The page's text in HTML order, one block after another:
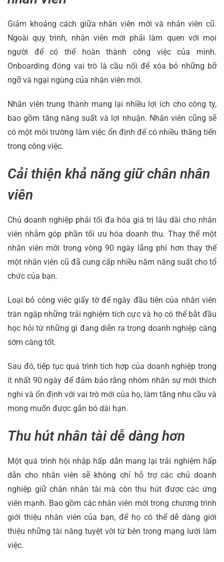
Giảm khoảng cách giữa nhân viên mới và nhân viên cũ.
Ngoài quy trình, nhân viên mới phải làm quen với mọi
người để có thể hoàn thành công việc của mình.
Onboarding đóng vai trò là cầu nối để xóa bỏ những bỡ
ngỡ và ngại ngùng của nhân viên mới.
Nhân viên trung thành mang lại nhiều lợi ích cho công ty,
bao gồm tăng năng suất và lợi nhuận. Nhân viên cũng sẽ
có một môi trường làm việc ổn định để có nhiều thăng tiến
trong công việc.
Cải thiện khả năng giữ chân nhân
viên
Chủ doanh nghiệp phải tối đa hóa giá trị lâu dài cho nhân
viên nhằm góp phần tối ưu hóa doanh thu. Thay thế một
nhân viên mới trong vòng 90 ngày lãng phí hơn thay thế
một nhân viên cũ đã cung cấp nhiều năm năng suất cho tổ
chức của bạn.
Loại bỏ công việc giấy tờ để ngày đầu tiên của nhân viên
tràn ngập những trải nghiệm tích cực và họ có thể bắt đầu
học hỏi từ những gì đang diễn ra trong doanh nghiệp càng
sớm càng tốt.
Sau đó, tiếp tục quá trình tích hợp của doanh nghiệp trong
ít nhất 90 ngày để đảm bảo rằng nhóm nhân sự mới thích
nghi và ổn định với vai trò mới của họ, làm tăng nhu cầu và
mong muốn được gắn bó dài hạn.
Thu hút nhân tài dễ dàng hơn
Một quá trình hội nhập hấp dẫn mang lại trải nghiệm hấp
dẫn cho nhân viên sẽ không chỉ hỗ trợ các chủ doanh
nghiệp giữ chân nhân tài mà còn thu hút được các ứng
viên mạnh. Bao gồm các nhân viên mới trong chương trình
giới thiệu nhân viên của bạn, để họ có thể dễ dàng giới
thiệu những tài năng tuyệt vời từ bên trong mạng lưới làm
việc.